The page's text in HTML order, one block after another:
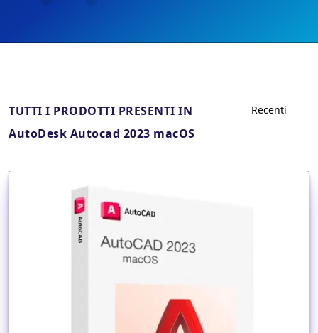
TUTTI I PRODOTTI PRESENTI IN
AutoDesk Autocad 2023 macOS
Dettagli